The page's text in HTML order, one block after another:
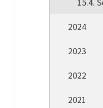
2024
2023
2022
2021